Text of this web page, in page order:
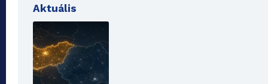
Aktuális